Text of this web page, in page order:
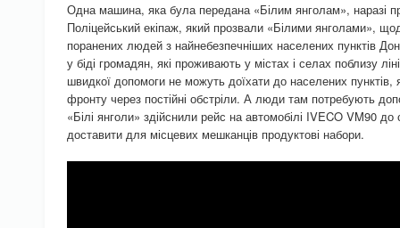
Одна машина, яка була передана «Білим янголам», наразі
Поліцейський екіпаж, який прозвали «Білими янголами»,
поранених людей з найнебезпечніших населених пунктів
у біді громадян, які проживають у містах і селах поблизу
швидкої допомоги не можуть доїхати до населених пунктів,
фронту через постійні обстріли. А люди там потребують
«Білі янголи» здійснили рейс на автомобілі IVECO VM90
доставити для місцевих мешканців продуктові набори.